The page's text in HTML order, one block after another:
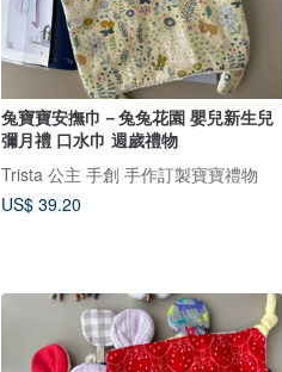
兔寶寶安撫巾－兔兔花園 嬰兒新生兒
彌月禮 口水巾 週歲禮物
Trista 公主 手創 手作訂製寶寶禮物
US$ 39.20